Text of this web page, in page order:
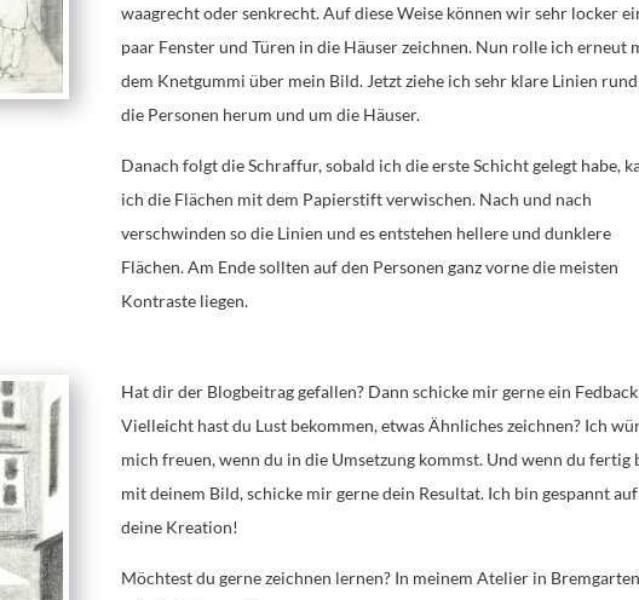
waagrecht oder senkrecht. Auf diese Weise können wir sehr locker
paar Fenster und Türen in die Häuser zeichnen. Nun rolle ich erneut
dem Knetgummi über mein Bild. Jetzt ziehe ich sehr klare Linien
die Personen herum und um die Häuser.
Danach folgt die Schraffur, sobald ich die erste Schicht gelegt habe,
ich die Flächen mit dem Papierstift verwischen. Nach und nach
verschwinden so die Linien und es entstehen hellere und dunklere
Flächen. Am Ende sollten auf den Personen ganz vorne die meisten
Kontraste liegen.
Hat dir der Blogbeitrag gefallen? Dann schicke mir gerne ein
Vielleicht hast du Lust bekommen, etwas Ähnliches zeichnen? Ich
mich freuen, wenn du in die Umsetzung kommst. Und wenn du fertig
mit deinem Bild, schicke mir gerne dein Resultat. Ich bin gespannt auf
deine Kreation!
Möchtest du gerne zeichnen lernen? In meinem Atelier in Bremgarten